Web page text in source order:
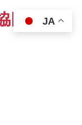
同組合
JA